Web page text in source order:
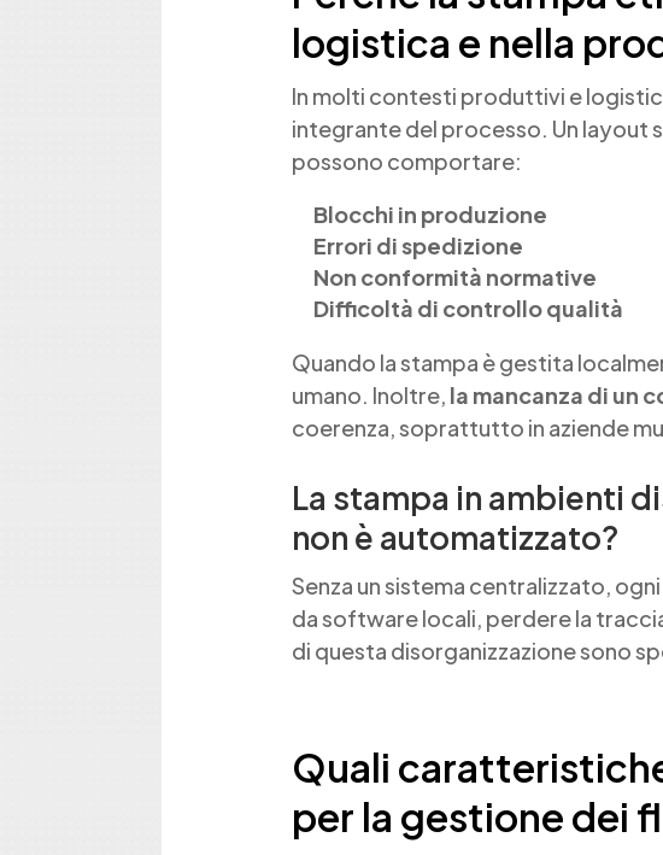
logistica e nella
In molti contesti produttivi e
integrante del processo. Un layout
possono comportare:
Blocchi in produzione
Errori di spedizione
Non conformità normative
Difficoltà di controllo qualità
Quando la stampa è gestita
umano. Inoltre, la mancanza di un
coerenza, soprattutto in aziende
La stampa in ambienti
non è automatizzato?
Senza un sistema centralizzato,
da software locali, perdere la
di questa disorganizzazione sono
Quali
per la gestione dei